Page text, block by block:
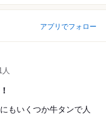
アプリでフォロー
もいくつか牛タンで人